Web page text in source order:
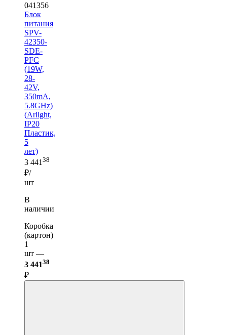
041356
Блок
питания
SPV-
42350-
SDE-
PFC
(19W,
28-
42V,
350mA,
5.8GHz)
(Arlight,
IP20
Пластик,
5
лет)
3 441 38
₽/
шт
В
наличии
Коробка
(картон)
1
шт —
3 44138
₽